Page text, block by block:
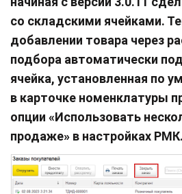
со складскими ячейками.
добавлении товара через
подбора автоматически
ячейка, установленная по
в карточке номенклатуры
опции «Использовать
продаже» в настройках РМК.